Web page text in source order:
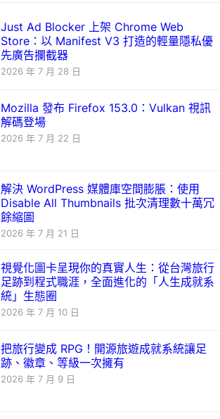
Just Ad Blocker 上架 Chrome Web
Store：以 Manifest V3 打造的輕量隱私優
先廣告攔截器
2026 年 7 月 28 日
Mozilla 發布 Firefox 153.0：Vulkan 視訊
解碼登場
2026 年 7 月 22 日
解決 WordPress 媒體庫空間膨脹：使用
Disable All Thumbnails 批次清理數十萬冗
餘縮圖
2026 年 7 月 21 日
視覺化圖卡呈現你的真實人生：從台灣旅行
足跡到程式職涯，全面進化的「人生成就系
統」生態圈
2026 年 7 月 10 日
把旅行變成 RPG！開源旅遊成就系統讓足
跡、徽章、等級一次擁有
2026 年 7 月 9 日